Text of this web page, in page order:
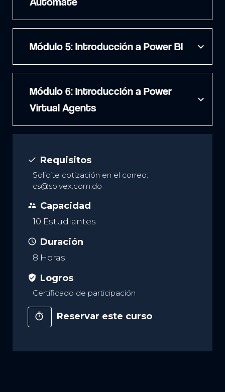
Módulo 5: Introducción a Power BI expand_more
Módulo 6: Introducción a Power
Virtual Agents
expand_more
done Requisitos
Solicite cotización en el correo:
cs@solvex.com.do
supervisor_account Capacidad
10 Estudiantes
access_time Duración
8 Horas
verified_user Logros
Certificado de participación
timer Reservar este curso